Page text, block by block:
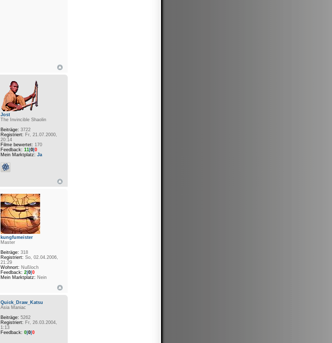
Jost
The Invincible Shaolin
Beiträge: 3722
Registriert: Fr, 21.07.2000,
20:14
Filme bewertet: 170
Feedback: 11 0 0
Mein Marktplatz: Ja
kungfumeister
Master
Beiträge: 318
Registriert: So, 02.04.2006,
21:29
Wohnort: Nußloch
Feedback: 2 0 0
Mein Marktplatz: Nein
Quick_Draw_Katsu
Asia Maniac
Beiträge: 5262
Registriert: Fr, 26.03.2004,
1:13
Feedback: 0 0 0